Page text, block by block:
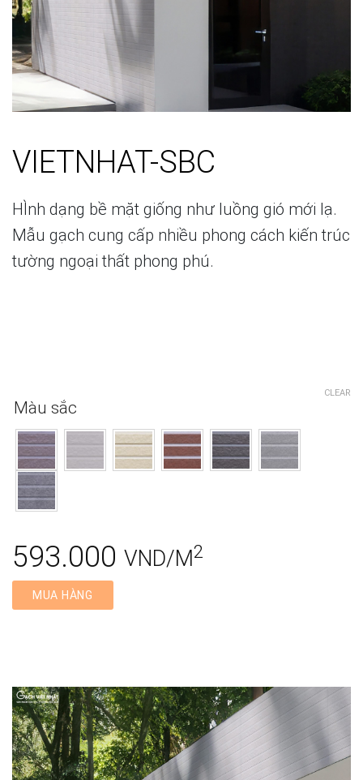
VIETNHAT-SBC
HÌnh dạng bề mặt giống như luồng gió mới lạ.
Mẫu gạch cung cấp nhiều phong cách kiến trúc
tường ngoại thất phong phú.
Màu sắc
CLEAR
593.000 VND/M2
MUA HÀNG